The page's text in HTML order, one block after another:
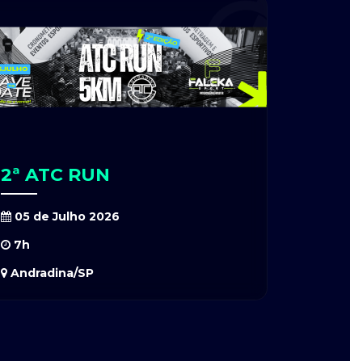
2ª ATC RUN
05 de Julho 2026
7h
Andradina/SP